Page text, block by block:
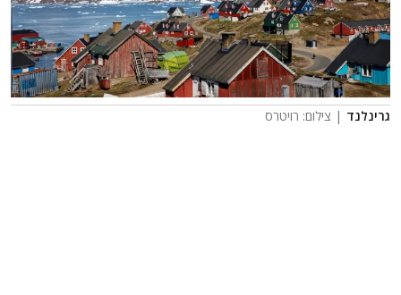
גרינלנד | צילום: רויטרס